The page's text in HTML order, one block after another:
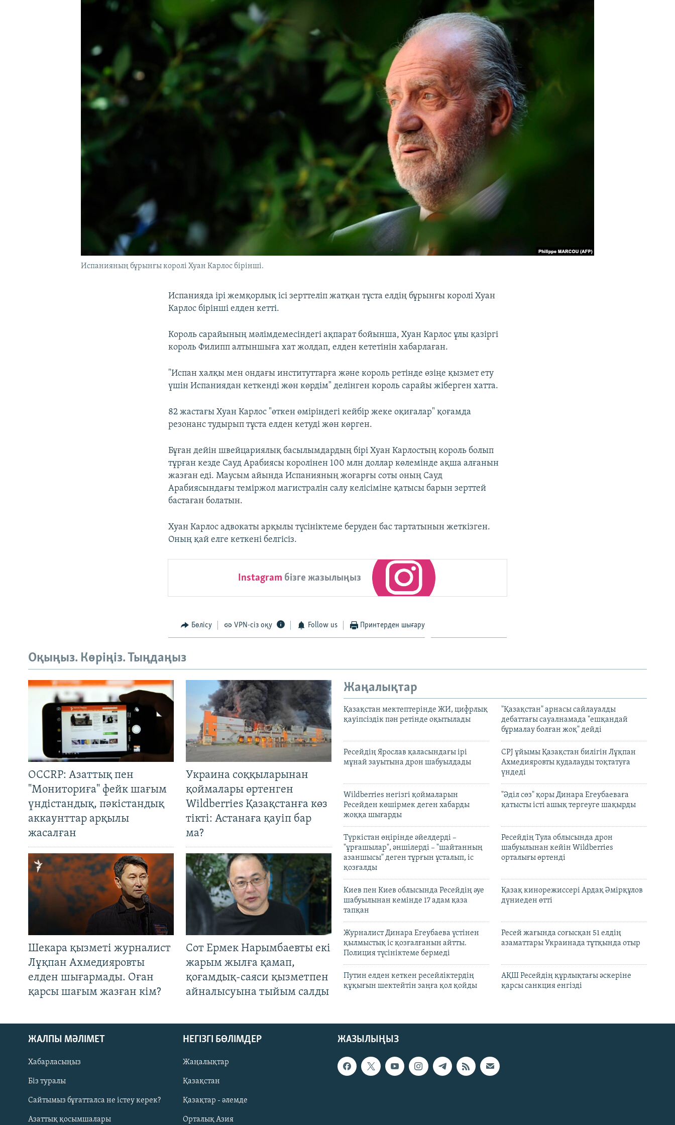
Русский
ЖАЗЫЛЫҢЫЗ
Испанияның бұрынғы королі Хуан Карлос бірінші.
Испанияда ірі жемқорлық ісі зерттеліп жатқан тұста елдің бұрынғы королі Хуан
Карлос бірінші елден кетті.
Король сарайының мәлімдемесіндегі ақпарат бойынша, Хуан Карлос ұлы қазіргі
король Филипп алтыншыға хат жолдап, елден кететінін хабарлаған.
"Испан халқы мен ондағы институттарға және король ретінде өзіңе қызмет ету
үшін Испаниядан кеткенді жөн көрдім" делінген король сарайы жіберген хатта.
82 жастағы Хуан Карлос "өткен өміріндегі кейбір жеке оқиғалар" қоғамда
резонанс тудырып тұста елден кетуді жөн көрген.
Бұған дейін швейцариялық басылымдардың бірі Хуан Карлостың король болып
тұрған кезде Сауд Арабиясы королінен 100 млн доллар көлемінде ақша алғанын
жазған еді. Маусым айында Испанияның жоғарғы соты оның Сауд
Арабиясындағы теміржол магистралін салу келісіміне қатысы барын зерттей
бастаған болатын.
Хуан Карлос адвокаты арқылы түсініктеме беруден бас тартатынын жеткізген.
Оның қай елге кеткені белгісіз.
Instagram бізге жазылыңыз
Бөлісу VPN-сіз оқу Follow us Принтерден шығару
Оқыңыз. Көріңіз. Тыңдаңыз
OCCRP: Азаттық пен
"Мониториға" фейк шағым
үндістандық, пәкістандық
аккаунттар арқылы
жасалған
Украина соққыларынан
қоймалары өртенген
Wildberries Қазақстанға көз
тікті: Астанаға қауіп бар
ма?
Шекара қызметі журналист
Лұқпан Ахмедияровты
елден шығармады. Оған
қарсы шағым жазған кім?
Сот Ермек Нарымбаевты екі
жарым жылға қамап,
қоғамдық-саяси қызметпен
айналысуына тыйым салды
Жаңалықтар
Қазақстан мектептерінде ЖИ, цифрлық
қауіпсіздік пән ретінде оқытылады
"Қазақстан" арнасы сайлауалды
дебаттағы сауалнамада "ешқандай
бұрмалау болған жоқ" дейді
Ресейдің Ярослав қаласындағы ірі
мұнай зауытына дрон шабуылдады
CPJ ұйымы Қазақстан билігін Лұқпан
Ахмедияровты қудалауды тоқтатуға
үндеді
Wildberries негізгі қоймаларын
Ресейден көшірмек деген хабарды
жоққа шығарды
"Әділ сөз" қоры Динара Егеубаеваға
қатысты істі ашық тергеуге шақырды
Түркістан өңірінде әйелдерді –
"ұрғашылар", әншілерді – "шайтанның
азаншысы" деген тұрғын ұсталып, іс
қозғалды
Ресейдің Тула облысында дрон
шабуылынан кейін Wildberries
орталығы өртенді
Киев пен Киев облысында Ресейдің әуе
шабуылынан кемінде 17 адам қаза
тапқан
Қазақ кинорежиссері Ардақ Әмірқұлов
дүниеден өтті
Журналист Динара Егеубаева үстінен
қылмыстық іс қозғалғанын айтты.
Полиция түсініктеме бермеді
Ресей жағында соғысқан 51 елдің
азаматтары Украинада тұтқында отыр
Путин елден кеткен ресейліктердің
құқығын шектейтін заңға қол қойды
АҚШ Ресейдің құрлықтағы әскеріне
қарсы санкция енгізді
ЖАЗЫЛЫҢЫЗ
ЖАЛПЫ МӘЛІМЕТ
Хабарласыңыз
Біз туралы
Сайтымыз бұғатталса не істеу керек?
Азаттық қосымшалары
НЕГІЗГІ БӨЛІМДЕР
Жаңалықтар
Қазақстан
Қазақтар - әлемде
Орталық Азия